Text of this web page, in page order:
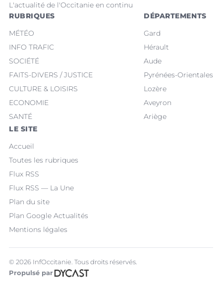
L'actualité de l'Occitanie en continu
RUBRIQUES
MÉTÉO
INFO TRAFIC
SOCIÉTÉ
FAITS-DIVERS / JUSTICE
CULTURE & LOISIRS
ECONOMIE
SANTÉ
DÉPARTEMENTS
Gard
Hérault
Aude
Pyrénées-Orientales
Lozère
Aveyron
Ariège
LE SITE
Accueil
Toutes les rubriques
Flux RSS
Flux RSS — La Une
Plan du site
Plan Google Actualités
Mentions légales
© 2026 InfOccitanie. Tous droits réservés.
Propulsé par